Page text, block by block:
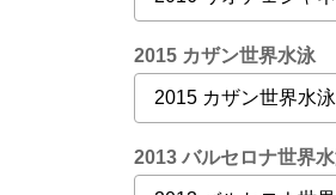
2015 カザン世界水泳
2013 バルセロナ世界